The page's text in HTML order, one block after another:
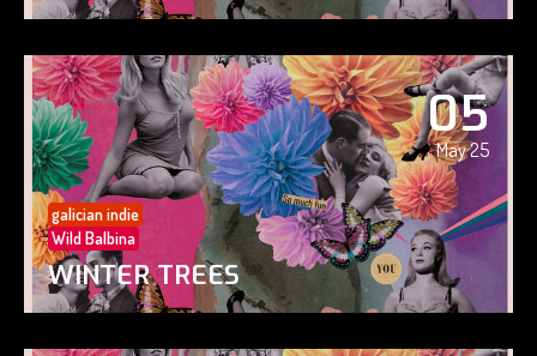
05
May 25
galician indie
Wild Balbina
WINTER TREES